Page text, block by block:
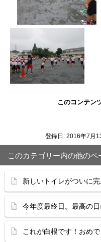
このコンテン
登録日: 2016年7月
このカテゴリー内の他のペ
新しいトイレがついに完
今年度最終日。最高の日
これが白根です！おめで